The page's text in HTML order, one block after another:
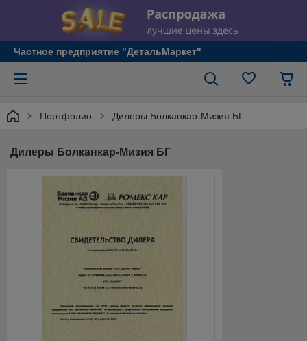
Частное предприятие "ДетальМаркет"
Портфолио Дилеры Болканкар-Мизия БГ
Дилеры Болканкар-Мизия БГ